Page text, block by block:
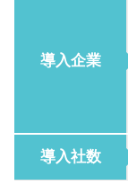
導入企業
導入社数